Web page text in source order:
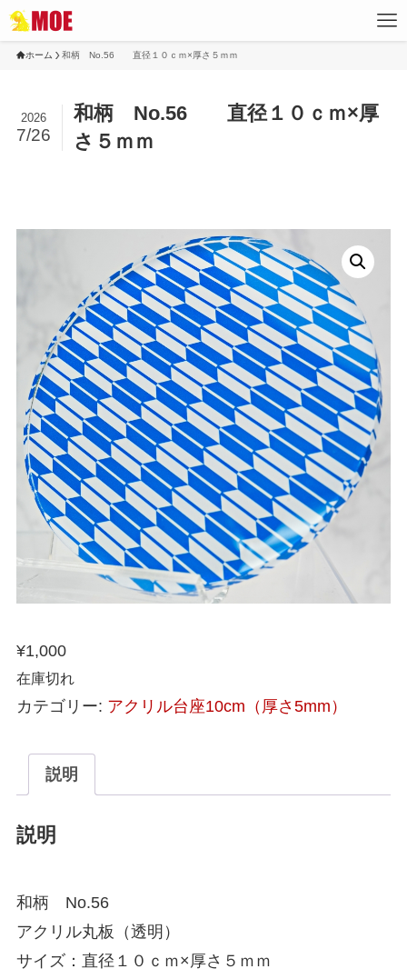
ホーム 和柄 No.56 直径１０ｃｍ×厚さ５ｍｍ
和柄 No.56 直径１０ｃｍ×厚
さ５ｍｍ
2026
7/26
¥1,000
在庫切れ
カテゴリー: アクリル台座10cm（厚さ5mm）
説明
説明
和柄 No.56
アクリル丸板（透明）
サイズ：直径１０ｃｍ×厚さ５ｍｍ